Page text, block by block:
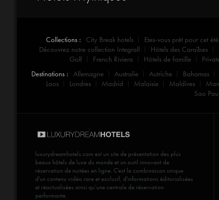
Collections : City Break hotels
Etes-vous prêt pour cet été
Découvrez notre collection Integrall
Hôtels des Caraïbes
Golf
French Riviera Hôtels de famille
Destinations : Allemagne Australie Autriche
Bahamas
Laos
Londres Madrid Malaisie Maldives
Sao
luxurydreamhotels.com est un site de présentation des plus
beaux hôtels de luxe du monde et un outil innovant de
réservation de nuitées en ligne. C'est la combinaison unique
d'un contenu vidéo rare et exclusif, d'informations éditorialisées
et réactualisées ainsi qu’une centrale de réservation
performante.